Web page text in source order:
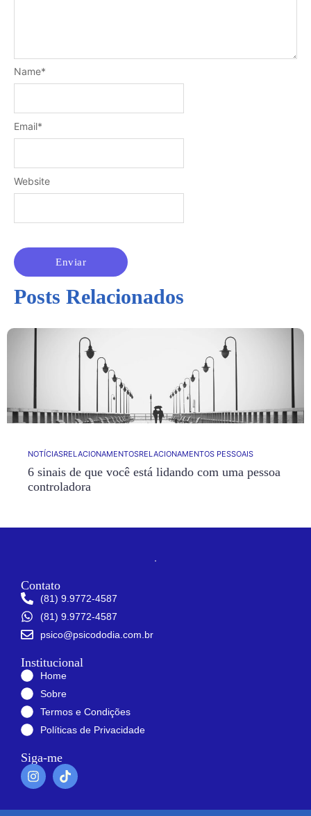
Name*
Email*
Website
Posts Relacionados
NOTÍCIASRELACIONAMENTOSRELACIONAMENTOS PESSOAIS
6 sinais de que você está lidando com uma pessoa
controladora
Contato
(81) 9.9772-4587
(81) 9.9772-4587
psico@psicododia.com.br
Institucional
Home
Sobre
Termos e Condições
Políticas de Privacidade
Siga-me